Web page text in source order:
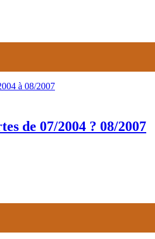
de 07/2004 ? 08/2007